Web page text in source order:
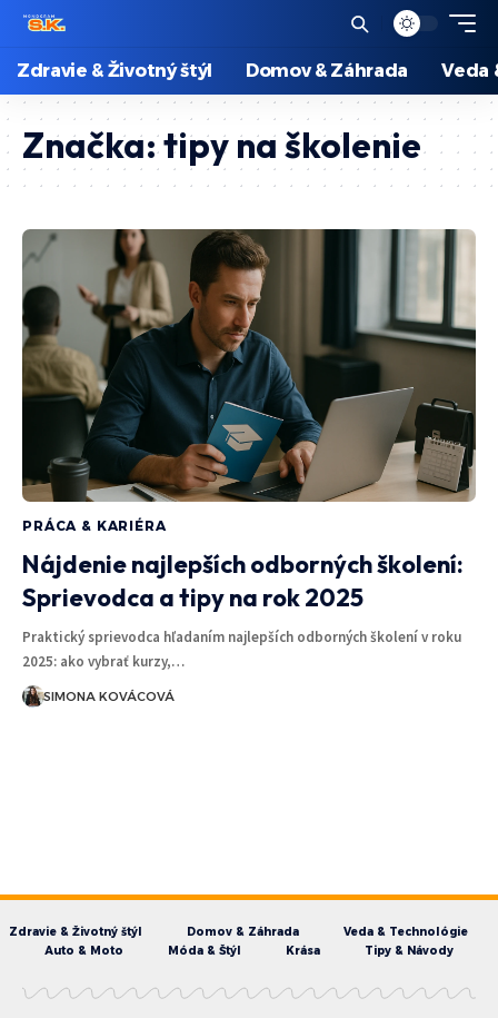
Zdravie & Životný štýl Domov & Záhrada Veda
Značka:tipy na školenie
PRÁCA & KARIÉRA
Nájdenie najlepších odborných školení:
Sprievodca a tipy na rok 2025
Praktický sprievodca hľadaním najlepších odborných školení v roku
2025: ako vybrať kurzy,…
SIMONA KOVÁCOVÁ
Zdravie & Životný štýl Domov & Záhrada
Veda & Technológie
Auto & Moto
Móda & Štýl Krása Tipy & Návody